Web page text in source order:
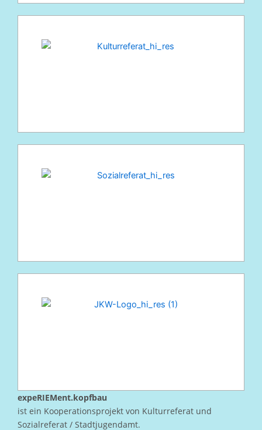
expeRIEMent.kopfbau
ist ein Kooperationsprojekt von Kulturreferat und
Sozialreferat / Stadtjugendamt.